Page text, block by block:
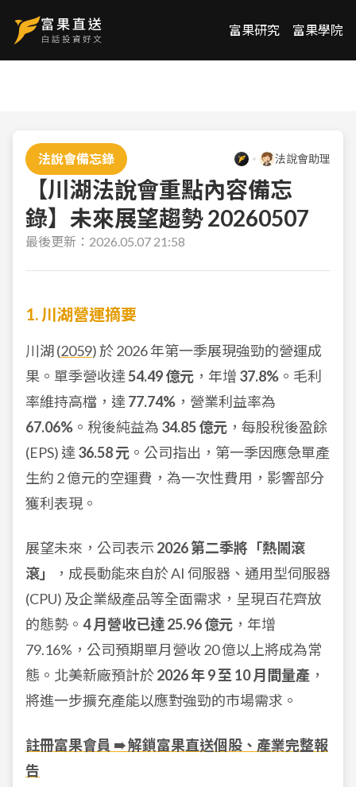
富果研究 富果學院
法說會備忘錄 法說會助理
【川湖法說會重點內容備忘
錄】未來展望趨勢 20260507
最後更新： 2026.05.07 21:58
1. 川湖營運摘要
川湖 (2059) 於 2026 年第一季展現強勁的營運成
果。單季營收達54.49 億元 ，年增 37.8% 。毛利
率維持高檔，達 77.74% ，營業利益率為
67.06% 。稅後純益為 34.85 億元 ，每股稅後盈餘
(EPS) 達 36.58 元 。公司指出，第一季因應急單產
生約 2 億元的空運費，為一次性費用，影響部分
獲利表現。
展望未來，公司表示 2026 第二季將「熱鬧滾
滾」
，成長動能來自於 AI 伺服器、通用型伺服器
(CPU) 及企業級產品等全面需求，呈現百花齊放
的態勢。 4 月營收已達 25.96 億元 ，年增
79.16%，公司預期單月營收 20 億以上將成為常
態。北美新廠預計於2026 年 9 至 10 月間量產 ，
將進一步擴充產能以應對強勁的市場需求。
註冊富果會員 ➠ 解鎖富果直送個股、產業完整報
告